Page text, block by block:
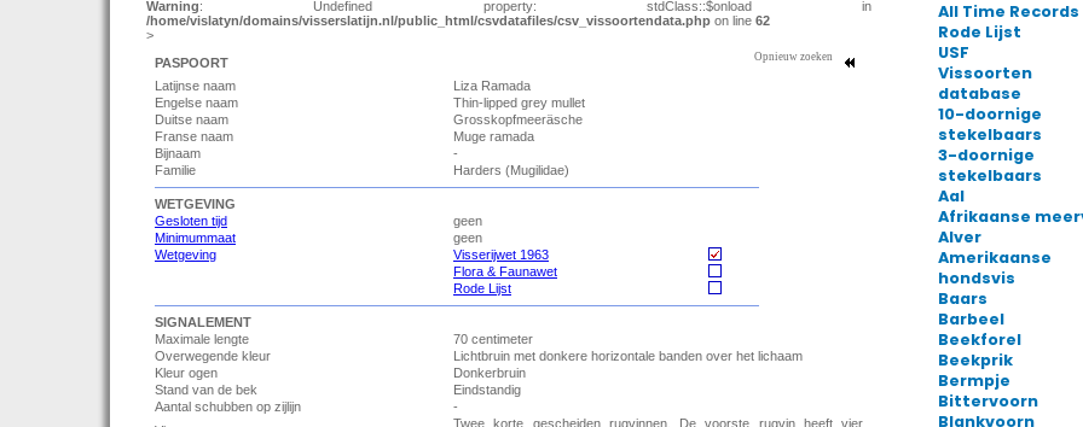
All Time Records
Rode Lijst
USF
Vissoorten
database
10-doornige
stekelbaars
3-doornige
stekelbaars
Aal
Afrikaanse
Alver
Amerikaanse
hondsvis
Baars
Barbeel
Beekforel
Beekprik
Bermpje
Bittervoorn
Blankvoorn